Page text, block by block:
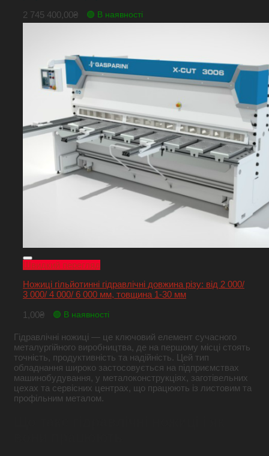
2 745 400,00₴ 🟢 В наявності
Швидкий перегляд
Ножиці гільйотинні гідравлічні довжина різу: від 2 000/
3 000/ 4 000/ 6 000 мм, товщина 1-30 мм
1,00₴ 🟢 В наявності
Гідравлічні ножиці — це ключовий елемент сучасного
металургійного виробництва, де на першому місці стоять
точність, продуктивність та надійність. Цей тип
обладнання широко застосовується на підприємствах
машинобудування, у металоконструкціях, заготівельних
цехах та сервісних центрах, що працюють із листовим та
профільним металом.